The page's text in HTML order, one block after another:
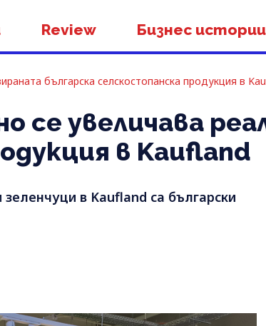
Review Бизнес истории
българска селскостопанска продукция в
се увеличава
в Kaufland
в Kaufland са български